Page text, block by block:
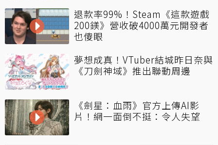
退款率99%！Steam《這款遊戲
200鎂》營收破4000萬元開發者
也傻眼
夢想成真！VTuber結城昨日奈與
《刀劍神域》推出聯動周邊
《劍星：血雨》官方上傳AI影
片！網一面倒不挺：令人失望